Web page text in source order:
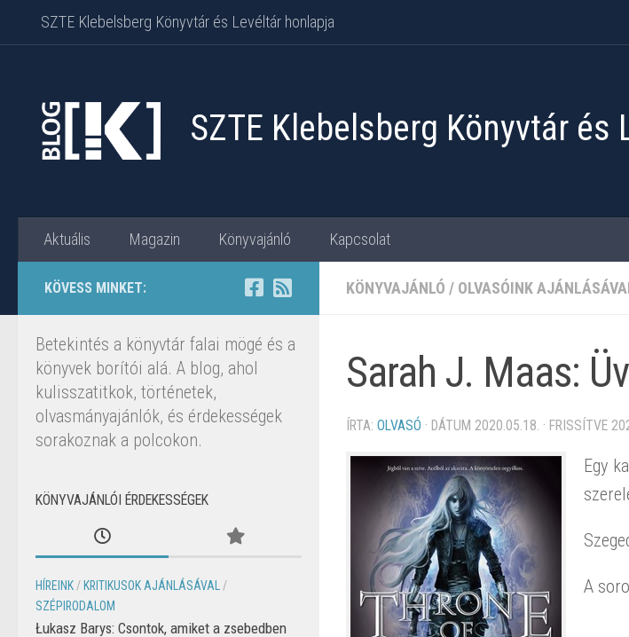
Skip to content
SZTE Klebelsberg Könyvtár és Levéltár honlapja
SZTE Klebelsberg Könyvtár és
Aktuális Magazin Könyvajánló Kapcsolat
KÖNYVAJÁNLÓ / OLVASÓINK
Sarah J. Maas:
ÍRTA: OLVASÓ · DÁTUM 2020.05.18. · FRISSÍTVE
Egy
A
KÖVESS MINKET:
Betekintés a könyvtár falai mögé és a
könyvek borítói alá. A blog, ahol
kulisszatitkok, történetek,
olvasmányajánlók, és érdekességek
sorakoznak a polcokon.
KÖNYVAJÁNLÓI ÉRDEKESSÉGEK
HÍREINK / KRITIKUSOK AJÁNLÁSÁVAL
/
SZÉPIRODALOM
Łukasz Barys: Csontok, amiket a zsebedben